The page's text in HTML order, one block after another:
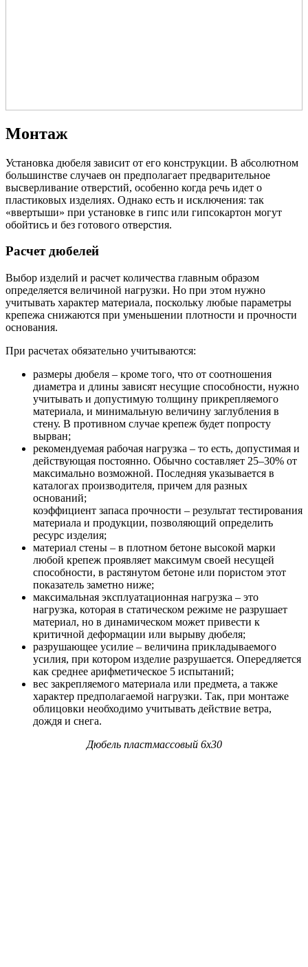
Монтаж
Установка дюбеля зависит от его конструкции. В абсолютном
большинстве случаев он предполагает предварительное
высверливание отверстий, особенно когда речь идет о
пластиковых изделиях. Однако есть и исключения: так
«ввертыши» при установке в гипс или гипсокартон могут
обойтись и без готового отверстия.
Расчет дюбелей
Выбор изделий и расчет количества главным образом
определяется величиной нагрузки. Но при этом нужно
учитывать характер материала, поскольку любые параметры
крепежа снижаются при уменьшении плотности и прочности
основания.
При расчетах обязательно учитываются:
размеры дюбеля – кроме того, что от соотношения
диаметра и длины зависят несущие способности, нужно
учитывать и допустимую толщину прикрепляемого
материала, и минимальную величину заглубления в
стену. В противном случае крепеж будет попросту
вырван;
рекомендуемая рабочая нагрузка – то есть, допустимая и
действующая постоянно. Обычно составляет 25–30% от
максимально возможной. Последняя указывается в
каталогах производителя, причем для разных
оснований;
коэффициент запаса прочности – результат тестирования
материала и продукции, позволяющий определить
ресурс изделия;
материал стены – в плотном бетоне высокой марки
любой крепеж проявляет максимум своей несущей
способности, в растянутом бетоне или пористом этот
показатель заметно ниже;
максимальная эксплуатационная нагрузка – это
нагрузка, которая в статическом режиме не разрушает
материал, но в динамическом может привести к
критичной деформации или вырыву дюбеля;
разрушающее усилие – величина прикладываемого
усилия, при котором изделие разрушается. Опередляется
как среднее арифметическое 5 испытаний;
вес закрепляемого материала или предмета, а также
характер предполагаемой нагрузки. Так, при монтаже
облицовки необходимо учитывать действие ветра,
дождя и снега.
Дюбель пластмассовый 6х30